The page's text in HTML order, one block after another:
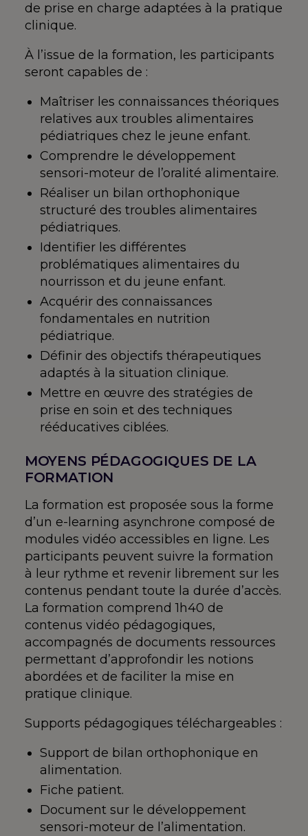
de prise en charge adaptées à la pratique
clinique.
À l’issue de la formation, les participants
seront capables de :
Maîtriser les connaissances théoriques
relatives aux troubles alimentaires
pédiatriques chez le jeune enfant.
Comprendre le développement
sensori-moteur de l’oralité alimentaire.
Réaliser un bilan orthophonique
structuré des troubles alimentaires
pédiatriques.
Identifier les différentes
problématiques alimentaires du
nourrisson et du jeune enfant.
Acquérir des connaissances
fondamentales en nutrition
pédiatrique.
Définir des objectifs thérapeutiques
adaptés à la situation clinique.
Mettre en œuvre des stratégies de
prise en soin et des techniques
rééducatives ciblées.
MOYENS PÉDAGOGIQUES DE LA
FORMATION
La formation est proposée sous la forme
d’un e-learning asynchrone composé de
modules vidéo accessibles en ligne. Les
participants peuvent suivre la formation
à leur rythme et revenir librement sur les
contenus pendant toute la durée d’accès.
La formation comprend 1h40 de
contenus vidéo pédagogiques,
accompagnés de documents ressources
permettant d’approfondir les notions
abordées et de faciliter la mise en
pratique clinique.
Supports pédagogiques téléchargeables :
Support de bilan orthophonique en
alimentation.
Fiche patient.
Document sur le développement
sensori-moteur de l’alimentation.